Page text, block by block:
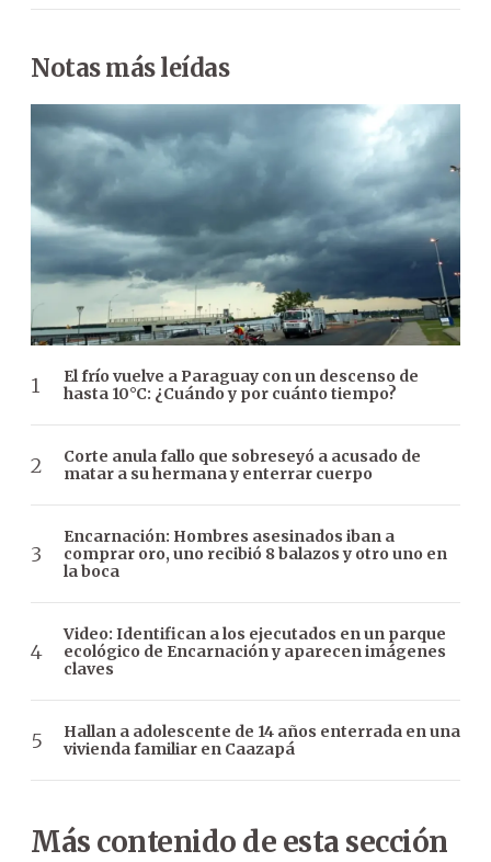
Notas más leídas
El frío vuelve a Paraguay con un descenso de
hasta 10°C: ¿Cuándo y por cuánto tiempo?
Corte anula fallo que sobreseyó a acusado de
matar a su hermana y enterrar cuerpo
Encarnación: Hombres asesinados iban a
comprar oro, uno recibió 8 balazos y otro uno en
la boca
Video: Identifican a los ejecutados en un parque
ecológico de Encarnación y aparecen imágenes
claves
Hallan a adolescente de 14 años enterrada en una
vivienda familiar en Caazapá
Más contenido de esta sección